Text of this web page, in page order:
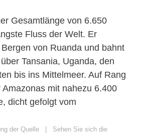
Gesamtlänge von 6.650
Fluss der Welt. Er
von Ruanda und bahnt
Tansania, Uganda, den
bis ins Mittelmeer. Auf Rang
mit nahezu 6.400
dicht gefolgt vom
der Quelle | Sehen Sie sich die